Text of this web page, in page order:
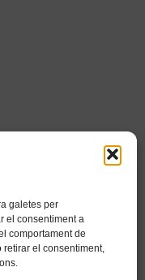
galetes per
el consentiment a
comportament de
el consentiment,